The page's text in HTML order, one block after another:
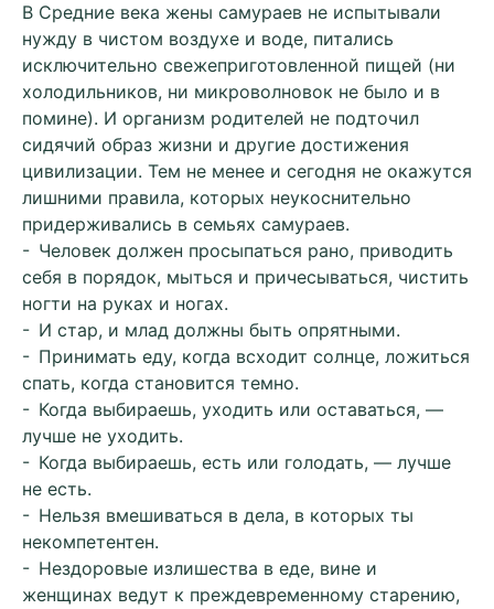
В Средние века жены самураев не испытывали
нужду в чистом воздухе и воде, питались
исключительно свежеприготовленной пищей (ни
холодильников, ни микроволновок не было и в
помине). И организм родителей не подточил
сидячий образ жизни и другие достижения
цивилизации. Тем не менее и сегодня не окажутся
лишними правила, которых неукоснительно
придерживались в семьях самураев.
- Человек должен просыпаться рано, приводить
себя в порядок, мыться и причесываться, чистить
ногти на руках и ногах.
- И стар, и млад должны быть опрятными.
- Принимать еду, когда всходит солнце, ложиться
спать, когда становится темно.
- Когда выбираешь, уходить или оставаться, —
лучше не уходить.
- Когда выбираешь, есть или голодать, — лучше
не есть.
- Нельзя вмешиваться в дела, в которых ты
некомпетентен.
- Нездоровые излишества в еде, вине и
женщинах ведут к преждевременному старению,